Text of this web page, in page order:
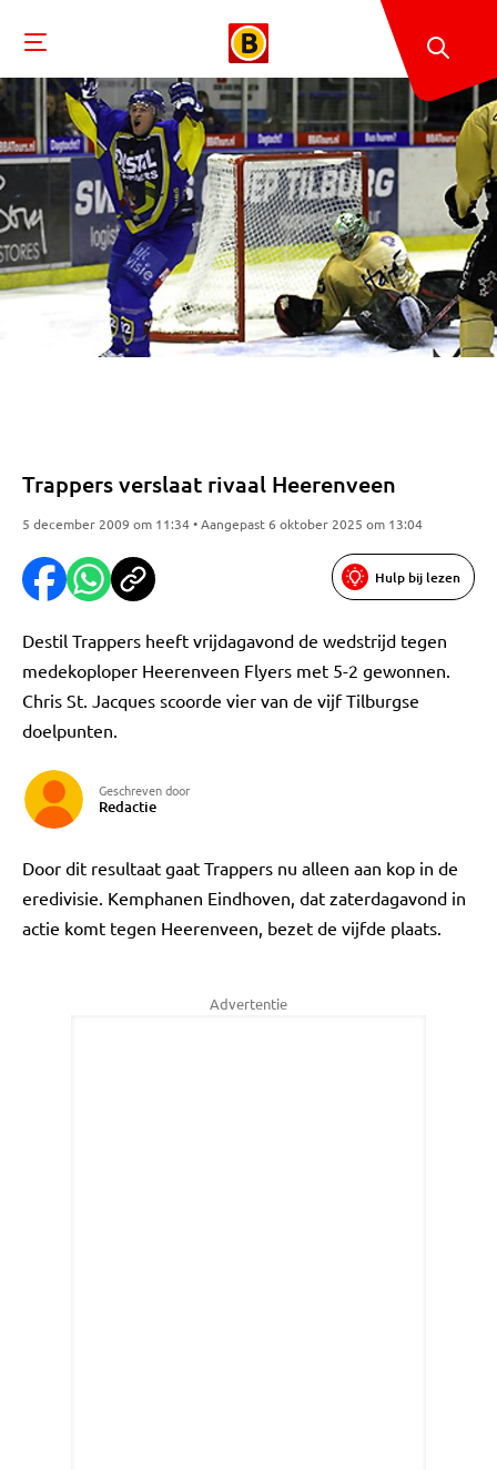
Trappers verslaat rivaal Heerenveen
5 december 2009 om 11:34 • Aangepast 6 oktober 2025 om 13:04
Hulp bij lezen
Destil Trappers heeft vrijdagavond de wedstrijd tegen
medekoploper Heerenveen Flyers met 5-2 gewonnen.
Chris St. Jacques scoorde vier van de vijf Tilburgse
doelpunten.
Geschreven door
Redactie
Door dit resultaat gaat Trappers nu alleen aan kop in de
eredivisie. Kemphanen Eindhoven, dat zaterdagavond in
actie komt tegen Heerenveen, bezet de vijfde plaats.
Advertentie